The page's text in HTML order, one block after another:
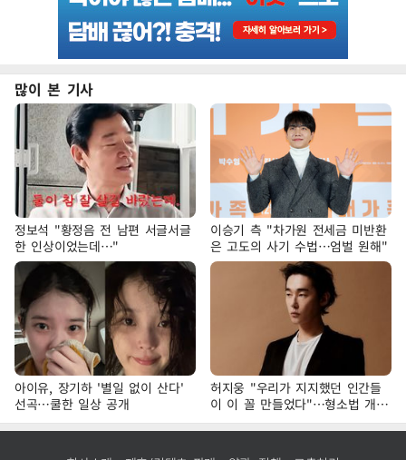
많이 본 기사
정보석 "황정음 전 남편 서글서글
한 인상이었는데…"
이승기 측 "차가원 전세금 미반환
은 고도의 사기 수법…엄벌 원해"
아이유, 장기하 '별일 없이 산다'
선곡…쿨한 일상 공개
허지웅 "우리가 지지했던 인간들
이 이 꼴 만들었다"…형소법 개정
에 격한 반응